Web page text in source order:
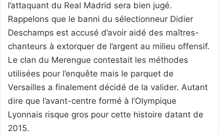
l’attaquant du Real Madrid sera bien jugé.
Rappelons que le banni du sélectionneur Didier
Deschamps est accusé d’avoir aidé des maîtres-
chanteurs à extorquer de l’argent au milieu offensif.
Le clan du Merengue contestait les méthodes
utilisées pour l’enquête mais le parquet de
Versailles a finalement décidé de la valider. Autant
dire que l’avant-centre formé à l’Olympique
Lyonnais risque gros pour cette histoire datant de
2015.